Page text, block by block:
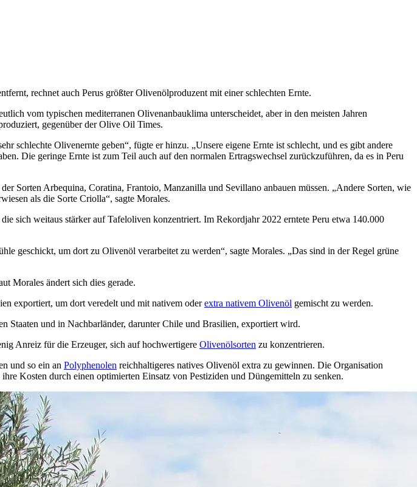
rechnet auch Perus größter Olivenölproduzent mit einer schlechten Ernte.
vom typischen mediterranen Olivenanbauklima unterscheidet, aber in den meisten Jahren
gegenüber der Olive Oil Times.
schlechte Olivenernte geben“, fügte er hinzu. „Unsere eigene Ernte ist schlecht, und es gibt andere
Die geringe Ernte ist zum Teil auch auf den normalen Ertragswechsel zurückzuführen, da es in Peru
Sorten Arbequina, Coratina, Frantoio, Manzanilla und Sevillano anbauen müssen. „Andere Sorten, wie
als die Sorte Criolla“, sagte Morales.
sich weitaus stärker auf Tafeloliven konzentriert. Im Rekordjahr 2022 erntete Peru etwa 140.000
geschickt, um dort zu Olivenöl verarbeitet zu werden“, sagte Morales. „Das sind in der Regel grüne
Morales ändert sich dies gerade.
exportiert, um dort veredelt und mit nativem oderextra nativem Olivenöl gemischt zu werden.
Staaten und in Nachbarländer, darunter Chile und Brasilien, exportiert wird.
Anreiz für die Erzeuger, sich auf hochwertigere Olivenölsorten zu konzentrieren.
und so ein an Polyphenolen reichhaltigeres natives Olivenöl extra zu gewinnen. Die Organisation
Kosten durch einen optimierten Einsatz von Pestiziden und Düngemitteln zu senken.